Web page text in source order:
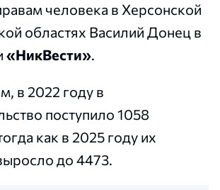
человека в Херсонской
областях Василий Донец в
«НикВести».
в 2022 году в
поступило 1058
как в 2025 году их
до 4473.